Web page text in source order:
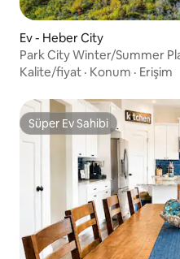
Ev - Heber City
Park City Winter/Summer
Kalite/fiyat · Konum · Erişim
Süper Ev Sahibi
Süper Ev Sahibi